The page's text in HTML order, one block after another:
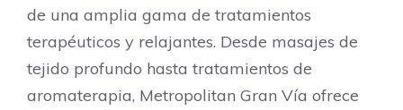
de una amplia gama de tratamientos
terapéuticos y relajantes. Desde masajes de
tejido profundo hasta tratamientos de
aromaterapia, Metropolitan Gran Vía ofrece